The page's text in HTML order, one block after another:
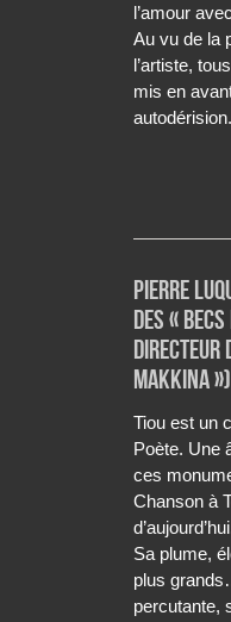
l’amour
Au vu de la
l’artiste,
mis en
autodérision.
Pierre
des «
directeur
makkina
Tiou est un
Poète. Une
ces
Chanson à
Sa plume,
plus
percutante,